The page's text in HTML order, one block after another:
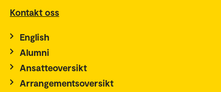
Kontakt oss
English
Alumni
Ansatteoversikt
Arrangementsoversikt